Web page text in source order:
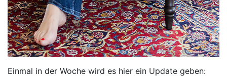
Einmal in der Woche wird es hier ein Update geben: